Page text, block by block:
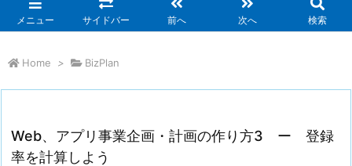
メニュー サイドバー 前へ 次へ 検索
Home > BizPlan
Web、アプリ事業企画・計画の作り方3 ー 登録
率を計算しよう